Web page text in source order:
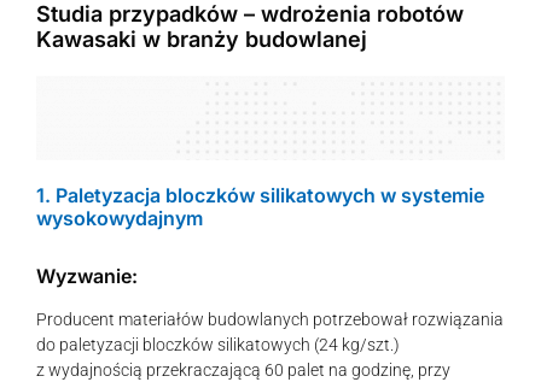
Studia przypadków – wdrożenia robotów
Kawasaki w branży budowlanej
1. Paletyzacja bloczków silikatowych w systemie
wysokowydajnym
Wyzwanie:
Producent materiałów budowlanych potrzebował rozwiązania
do paletyzacji bloczków silikatowych (24 kg/szt.)
z wydajnością przekraczającą 60 palet na godzinę, przy